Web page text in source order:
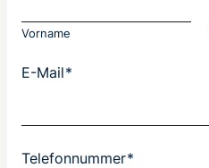
Vorname
E-Mail*
Telefonnummer*